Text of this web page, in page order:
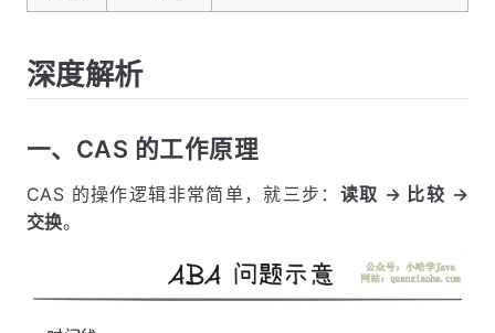
深度解析
一、CAS 的工作原理
CAS 的操作逻辑非常简单，就三步： 读取 → 比较 →
交换。